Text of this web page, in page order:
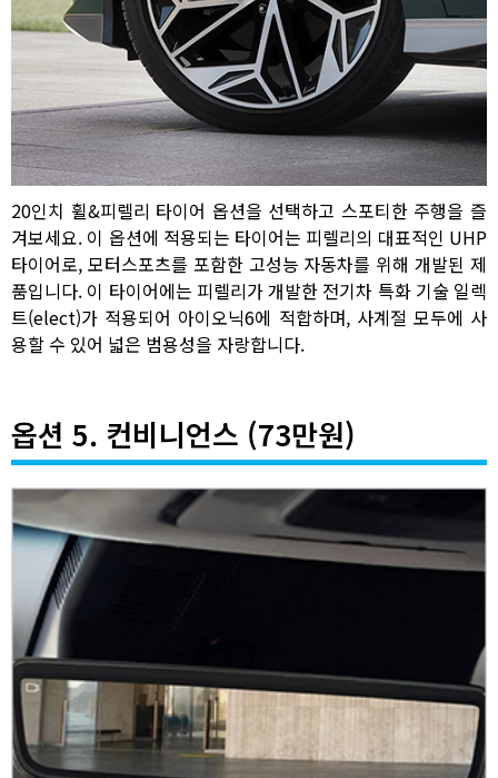
20인치 휠&피렐리 타이어 옵션을 선택하고 스포티한 주행을 즐
겨보세요. 이 옵션에 적용되는 타이어는 피렐리의 대표적인 UHP
타이어로, 모터스포츠를 포함한 고성능 자동차를 위해 개발된 제
품입니다. 이 타이어에는 피렐리가 개발한 전기차 특화 기술 일렉
트(elect)가 적용되어 아이오닉6에 적합하며, 사계절 모두에 사
용할 수 있어 넓은 범용성을 자랑합니다.
옵션 5. 컨비니언스 (73만원)